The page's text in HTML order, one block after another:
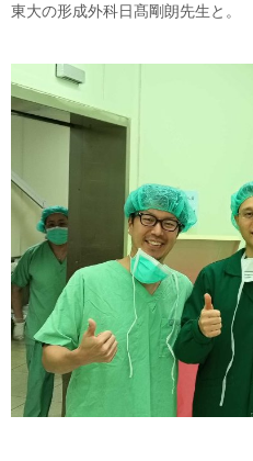
東大の形成外科日髙剛朗先生と。